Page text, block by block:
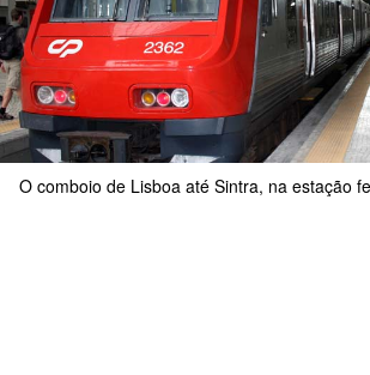
O comboio de Lisboa até Sintra, na estação